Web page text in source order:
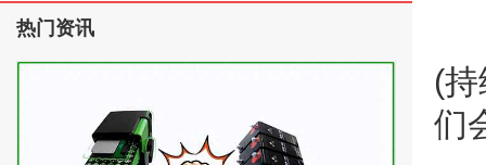
(
们
热门资讯